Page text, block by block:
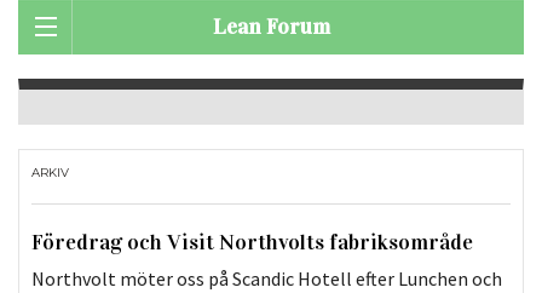
Lean Forum
ARKIV
Föredrag och Visit Northvolts fabriksområde
Northvolt möter oss på Scandic Hotell efter Lunchen och